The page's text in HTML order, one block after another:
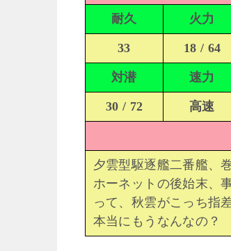
耐久 火力
33 18 / 64
対潜 速力
30 / 72 高速
夕雲型駆逐艦二番艦、
ホーネットの後始末、
って、秋雲がこっち指
本当にもうなんなの？